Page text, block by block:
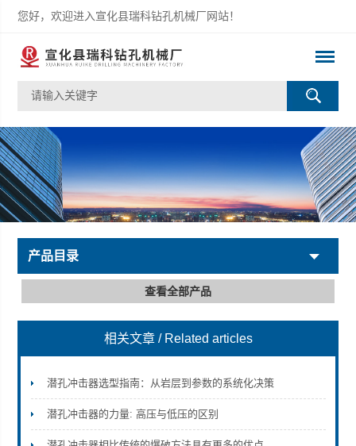
您好，欢迎进入宣化县瑞科钻孔机械厂网站！
宣化县瑞科钻孔机械厂
产品目录
查看全部产品
相关文章 / Related articles
潜孔冲击器选型指南：从岩层到参数的系统化决策
潜孔冲击器的力量: 高压与低压的区别